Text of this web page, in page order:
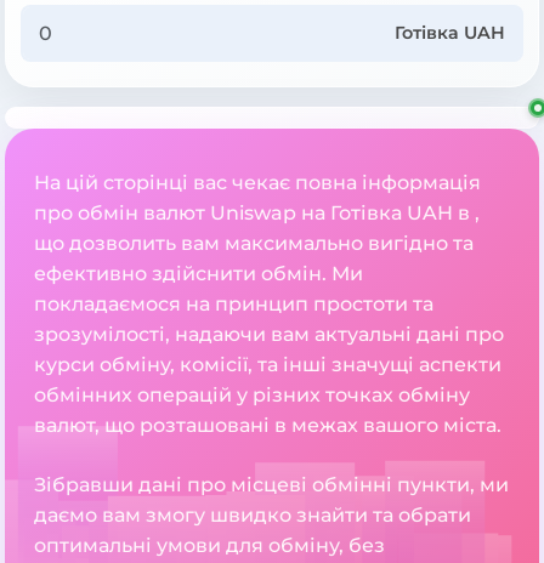
Готівка UAH
На цій сторінці вас чекає повна інформація
про обмін валют Uniswap на Готівка UAH в ,
що дозволить вам максимально вигідно та
ефективно здійснити обмін. Ми
покладаємося на принцип простоти та
зрозумілості, надаючи вам актуальні дані про
курси обміну, комісії, та інші значущі аспекти
обмінних операцій у різних точках обміну
валют, що розташовані в межах вашого міста.
Зібравши дані про місцеві обмінні пункти, ми
даємо вам змогу швидко знайти та обрати
оптимальні умови для обміну, без